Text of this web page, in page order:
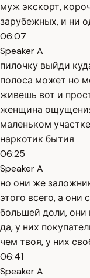
муж экскорт,
зарубежных, и ни
06:07
Speaker A
пилочку выйди
полоса может но
живешь вот и
женщина
маленьком
наркотик бытия
06:25
Speaker A
но они же
этого всего, а они
большей доли, они
да, у них
чем твоя, у них
06:41
Speaker A